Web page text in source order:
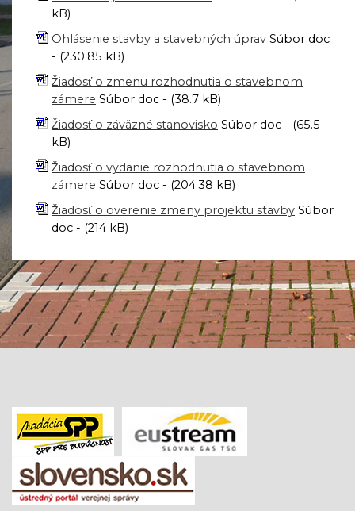
kB)
Ohlásenie stavby a stavebných úprav Súbor doc
- (230.85 kB)
Žiadosť o zmenu rozhodnutia o stavebnom
zámere Súbor doc - (38.7 kB)
Žiadosť o záväzné stanovisko Súbor doc - (65.5
kB)
Žiadosť o vydanie rozhodnutia o stavebnom
zámere Súbor doc - (204.38 kB)
Žiadosť o overenie zmeny projektu stavby Súbor
doc - (214 kB)